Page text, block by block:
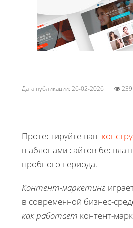
Дата публикации: 26-02-2026 239
Протестируйте наш
шаблонами сайтов
пробного периода.
Контент-маркетинг
в современной бизнес-
как работает контент-